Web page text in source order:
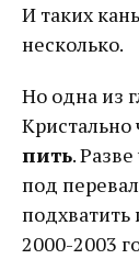
И таких
несколько.
Но одна из
Кристально
пить.
под
2000-2003